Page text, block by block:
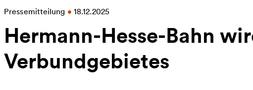
Pressemitteilung • 18.12.2025
Hermann-Hesse-Bahn
Verbundgebietes